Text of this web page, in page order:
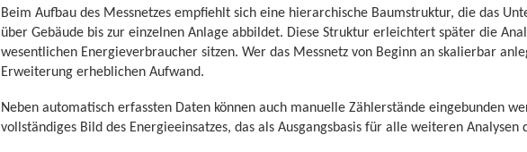
Beim Aufbau des Messnetzes empfiehlt sich eine hierarchische Baumstruktur, die das
über Gebäude bis zur einzelnen Anlage abbildet. Diese Struktur erleichtert später die
wesentlichen Energieverbraucher sitzen. Wer das Messnetz von Beginn an skalierbar
Erweiterung erheblichen Aufwand.
Neben automatisch erfassten Daten können auch manuelle Zählerstände eingebunden
vollständiges Bild des Energieeinsatzes, das als Ausgangsbasis für alle weiteren Analysen